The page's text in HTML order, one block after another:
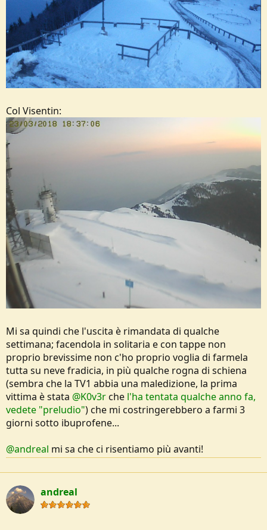
Col Visentin:
Mi sa quindi che l'uscita è rimandata di qualche
settimana; facendola in solitaria e con tappe non
proprio brevissime non c'ho proprio voglia di farmela
tutta su neve fradicia, in più qualche rogna di schiena
(sembra che la TV1 abbia una maledizione, la prima
vittima è stata @K0v3rche l'ha tentata qualche anno fa,
vedete "preludio") che mi costringerebbero a farmi 3
giorni sotto ibuprofene...
@andreal mi sa che ci risentiamo più avanti!
andreal